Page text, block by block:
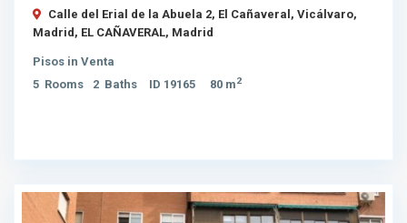
Calle del Erial de la Abuela 2, El Cañaveral, Vicálvaro,
Madrid, EL CAÑAVERAL, Madrid
Pisos inVenta
5 Rooms 2 Baths ID 19165 80 m2